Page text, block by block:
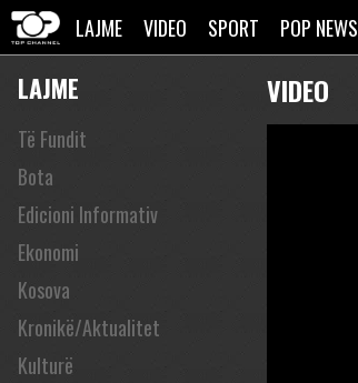
LAJME VIDEO SPORT POP NEWS
LAJME
Të Fundit
Bota
Edicioni Informativ
Ekonomi
Kosova
Kronikë/Aktualitet
Kulturë
VIDEO